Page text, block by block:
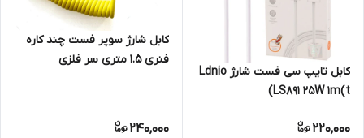
کابل تایپ سی فست شارژ Ldnio
LS891 25W 1m(t)
220,000
کابل شارژ سوپر فست چند کاره
فنری ۱.۵ متری سر فلزی
240,000